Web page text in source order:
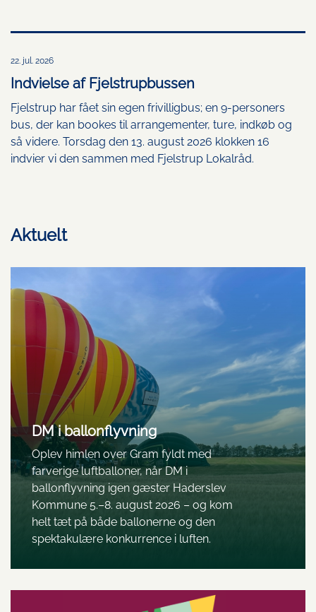
22. jul. 2026
Indvielse af Fjelstrupbussen
Fjelstrup har fået sin egen frivilligbus; en 9-personers
bus, der kan bookes til arrangementer, ture, indkøb og
så videre. Torsdag den 13. august 2026 klokken 16
indvier vi den sammen med Fjelstrup Lokalråd.
Aktuelt
DM i ballonflyvning
Oplev himlen over Gram fyldt med
farverige luftballoner, når DM i
ballonflyvning igen gæster Haderslev
Kommune 5.–8. august 2026 – og kom
helt tæt på både ballonerne og den
spektakulære konkurrence i luften.